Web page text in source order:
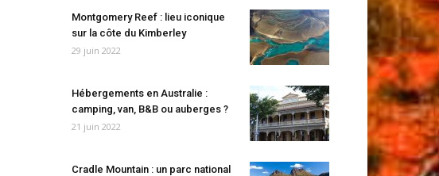
Montgomery Reef : lieu iconique
sur la côte du Kimberley
29 juin 2022
Hébergements en Australie :
camping, van, B&B ou auberges ?
21 juin 2022
Cradle Mountain : un parc national